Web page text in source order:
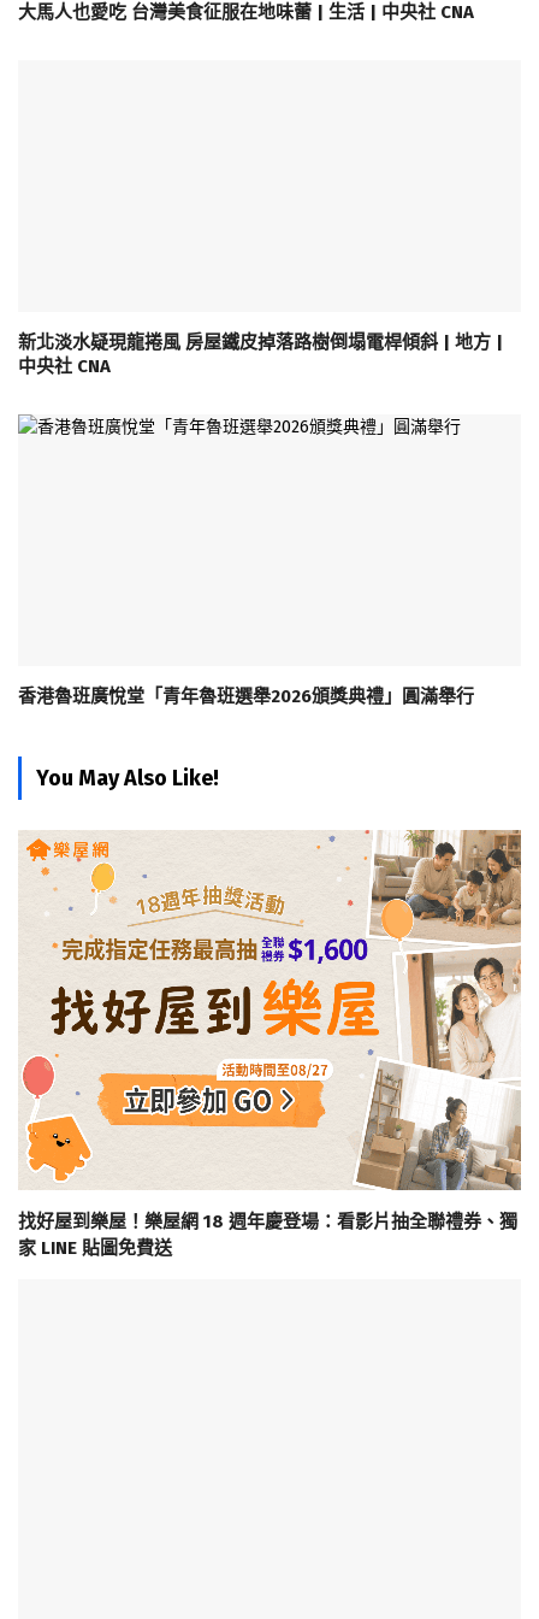
大馬人也愛吃 台灣美食征服在地味蕾 | 生活 | 中央社 CNA
新北淡水疑現龍捲風 房屋鐵皮掉落路樹倒塌電桿傾斜 | 地方 |
中央社 CNA
香港魯班廣悅堂「青年魯班選舉2026頒獎典禮」圓滿舉行
You May Also Like!
找好屋到樂屋！樂屋網 18 週年慶登場：看影片抽全聯禮券、獨
家 LINE 貼圖免費送